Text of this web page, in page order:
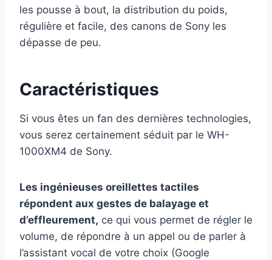
les pousse à bout, la distribution du poids,
régulière et facile, des canons de Sony les
dépasse de peu.
Caractéristiques
Si vous êtes un fan des dernières technologies,
vous serez certainement séduit par le WH-
1000XM4 de Sony.
Les ingénieuses oreillettes tactiles
répondent aux gestes de balayage et
d’effleurement, ce qui vous permet de régler le
volume, de répondre à un appel ou de parler à
l’assistant vocal de votre choix (Google